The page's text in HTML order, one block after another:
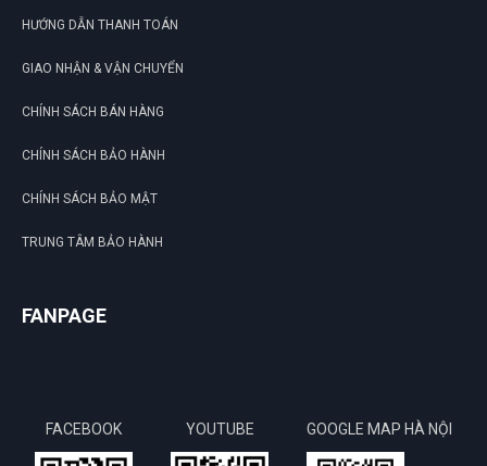
HƯỚNG DẪN THANH TOÁN
GIAO NHẬN & VẬN CHUYỂN
CHÍNH SÁCH BÁN HÀNG
CHÍNH SÁCH BẢO HÀNH
CHÍNH SÁCH BẢO MẬT
TRUNG TÂM BẢO HÀNH
FANPAGE
FACEBOOK YOUTUBE GOOGLE MAP HÀ NỘI